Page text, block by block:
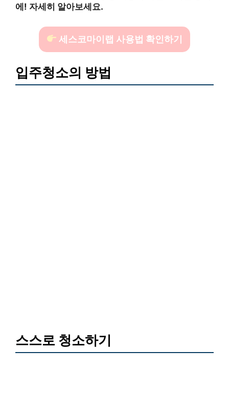
에! 자세히 알아보세요.
세스코마이랩 사용법 확인하기
입주청소의 방법
스스로 청소하기